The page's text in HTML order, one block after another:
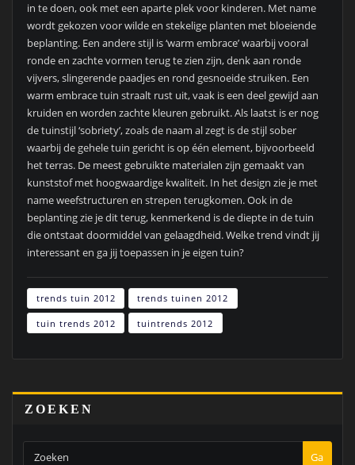
in te doen, ook met een aparte plek voor kinderen. Met name
wordt gekozen voor wilde en stekelige planten met bloeiende
beplanting. Een andere stijl is ‘warm embrace’ waarbij vooral
ronde en zachte vormen terug te zien zijn, denk aan ronde
vijvers, slingerende paadjes en rond gesnoeide struiken. Een
warm embrace tuin straalt rust uit, vaak is een deel gewijd aan
kruiden en worden zachte kleuren gebruikt. Als laatst is er nog
de tuinstijl ‘sobriety’, zoals de naam al zegt is de stijl sober
waarbij de gehele tuin gericht is op één element, bijvoorbeeld
het terras. De meest gebruikte materialen zijn gemaakt van
kunststof met hoogwaardige kwaliteit. In het design zie je met
name weefstructuren en strepen terugkomen. Ook in de
beplanting zie je dit terug, kenmerkend is de diepte in de tuin
die ontstaat doormiddel van gelaagdheid. Welke trend vindt jij
interessant en ga jij toepassen in je eigen tuin?
trends tuin 2012 trends tuinen 2012
tuin trends 2012 tuintrends 2012
ZOEKEN
Ga